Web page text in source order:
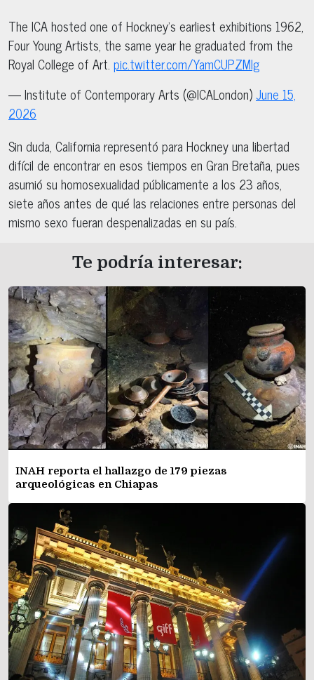
The ICA hosted one of Hockney’s earliest exhibitions 1962,
Four Young Artists, the same year he graduated from the
Royal College of Art. pic.twitter.com/YamCUPZMlg
— Institute of Contemporary Arts (@ICALondon)June 15,
2026
Sin duda, California representó para Hockney una libertad
difícil de encontrar en esos tiempos en Gran Bretaña, pues
asumió su homosexualidad públicamente a los 23 años,
siete años antes de qué las relaciones entre personas del
mismo sexo fueran despenalizadas en su país.
Te podría interesar:
INAH reporta el hallazgo de 179 piezas
arqueológicas en Chiapas